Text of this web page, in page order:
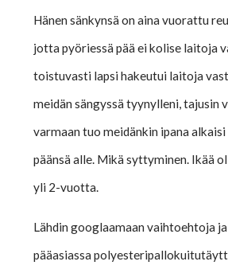
Hänen sänkynsä on aina vuorattu
jotta pyöriessä pää ei kolise laitoja
toistuvasti lapsi hakeutui laitoja
meidän sängyssä tyynylleni, tajusin
varmaan tuo meidänkin ipana
päänsä alle. Mikä syttyminen. Ikää
yli 2-vuotta.
Lähdin googlaamaan vaihtoehtoja
pääasiassa